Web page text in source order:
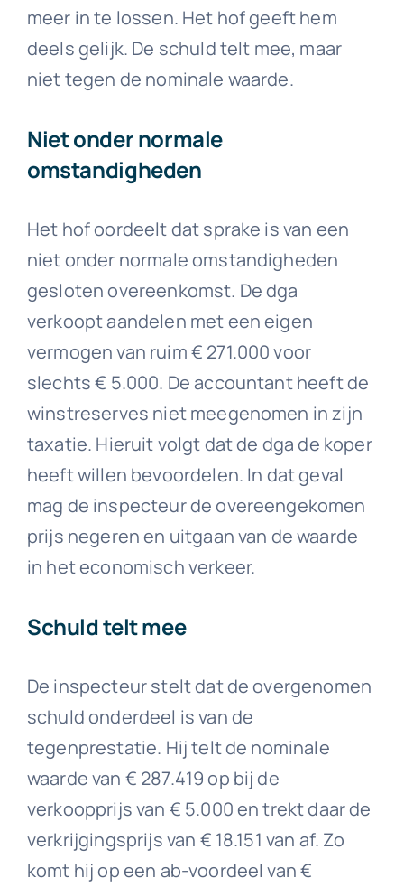
meer in te lossen. Het hof geeft hem
deels gelijk. De schuld telt mee, maar
niet tegen de nominale waarde.
Niet onder normale
omstandigheden
Het hof oordeelt dat sprake is van een
niet onder normale omstandigheden
gesloten overeenkomst. De dga
verkoopt aandelen met een eigen
vermogen van ruim € 271.000 voor
slechts € 5.000. De accountant heeft de
winstreserves niet meegenomen in zijn
taxatie. Hieruit volgt dat de dga de koper
heeft willen bevoordelen. In dat geval
mag de inspecteur de overeengekomen
prijs negeren en uitgaan van de waarde
in het economisch verkeer.
Schuld telt mee
De inspecteur stelt dat de overgenomen
schuld onderdeel is van de
tegenprestatie. Hij telt de nominale
waarde van € 287.419 op bij de
verkoopprijs van € 5.000 en trekt daar de
verkrijgingsprijs van € 18.151 van af. Zo
komt hij op een ab-voordeel van €